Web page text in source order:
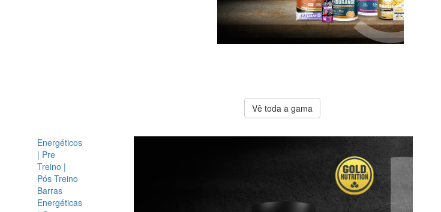
Vê toda a gama
Energéticos
| Pre
Treino |
Pós Treino
Barras
Energéticas